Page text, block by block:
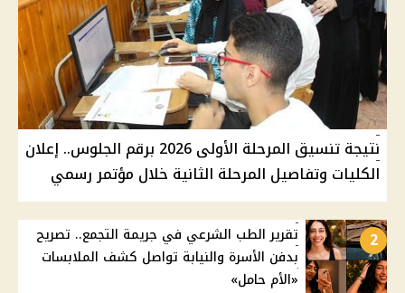
نتيجة تنسيق المرحلة الأولى 2026 برقم الجلوس.. إعلان
الكليات وتفاصيل المرحلة الثانية خلال مؤتمر رسمي
2
تقرير الطب الشرعي في جريمة التجمع.. تصريح
بدفن الأسرة والنيابة تواصل كشف الملابسات
«الأم حامل»